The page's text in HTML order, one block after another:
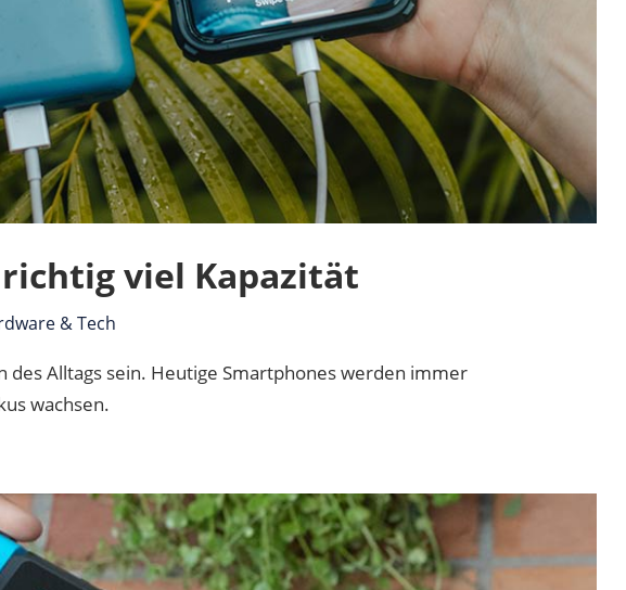
viel Kapazität
& Tech
des Alltags sein. Heutige Smartphones werden immer
wachsen.